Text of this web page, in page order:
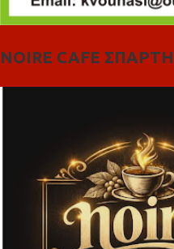
NOIRE CAFE ΣΠΑΡΤΗ